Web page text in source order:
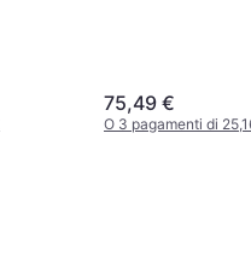
75,49 €
O 3 pagamenti di